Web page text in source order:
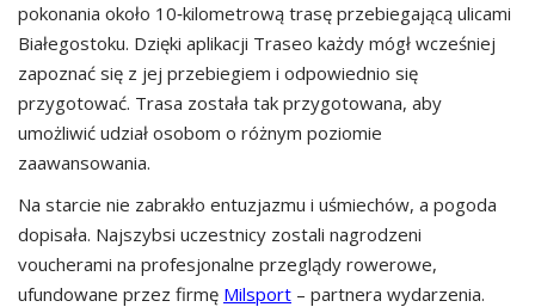
pokonania około 10‑kilometrową trasę przebiegającą ulicami
Białegostoku. Dzięki aplikacji Traseo każdy mógł wcześniej
zapoznać się z jej przebiegiem i odpowiednio się
przygotować. Trasa została tak przygotowana, aby
umożliwić udział osobom o różnym poziomie
zaawansowania.
Na starcie nie zabrakło entuzjazmu i uśmiechów, a pogoda
dopisała. Najszybsi uczestnicy zostali nagrodzeni
voucherami na profesjonalne przeglądy rowerowe,
ufundowane przez firmę Milsport – partnera wydarzenia.